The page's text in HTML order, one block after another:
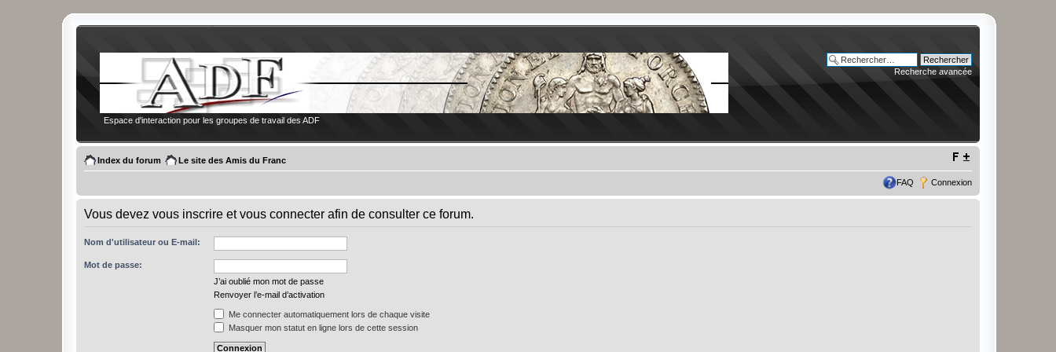
Espace d'interaction pour les groupes de travail des ADF
Recherche avancée
Index du forum Le site des Amis du Franc
FAQ Connexion
Vous devez vous inscrire et vous connecter afin de consulter ce forum.
Nom d'utilisateur ou E-mail:
Mot de passe:
J’ai oublié mon mot de passe
Renvoyer l’e-mail d’activation
Me connecter automatiquement lors de chaque visite
Masquer mon statut en ligne lors de cette session